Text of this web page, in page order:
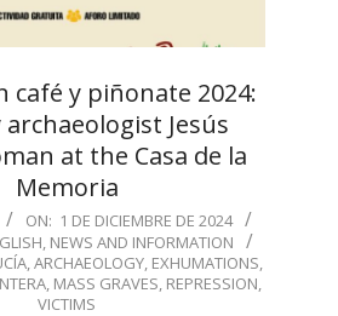
café y piñonate 2024:
Jesús
at the Casa de la
Memoria
ON: 1 DE DICIEMBRE DE 2024
, NEWS AND INFORMATION
,ARCHAEOLOGY, EXHUMATIONS,
, MASS GRAVES, REPRESSION,
VICTIMS